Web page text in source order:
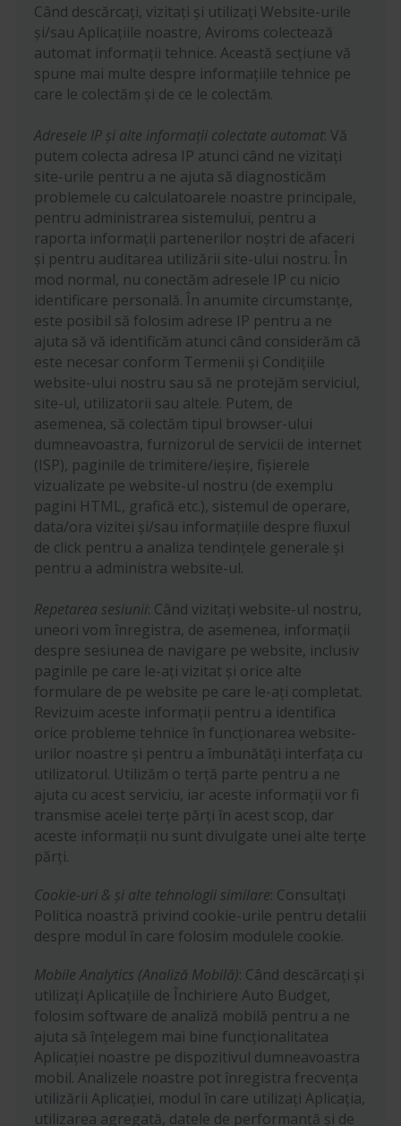
Când descărcați, vizitați și utilizați Website-urile
și/sau Aplicațiile noastre, Aviroms colectează
automat informații tehnice. Această secțiune vă
spune mai multe despre informațiile tehnice pe
care le colectăm și de ce le colectăm.
Adresele IP și alte informații colectate automat: Vă
putem colecta adresa IP atunci când ne vizitați
site-urile pentru a ne ajuta să diagnosticăm
problemele cu calculatoarele noastre principale,
pentru administrarea sistemului, pentru a
raporta informații partenerilor noștri de afaceri
și pentru auditarea utilizării site-ului nostru. În
mod normal, nu conectăm adresele IP cu nicio
identificare personală. În anumite circumstanțe,
este posibil să folosim adrese IP pentru a ne
ajuta să vă identificăm atunci când considerăm că
este necesar conform Termenii și Condițiile
website-ului nostru sau să ne protejăm serviciul,
site-ul, utilizatorii sau altele. Putem, de
asemenea, să colectăm tipul browser-ului
dumneavoastra, furnizorul de servicii de internet
(ISP), paginile de trimitere/ieșire, fișierele
vizualizate pe website-ul nostru (de exemplu
pagini HTML, grafică etc.), sistemul de operare,
data/ora vizitei și/sau informațiile despre fluxul
de click pentru a analiza tendințele generale și
pentru a administra website-ul.
Repetarea sesiunii: Când vizitați website-ul nostru,
uneori vom înregistra, de asemenea, informații
despre sesiunea de navigare pe website, inclusiv
paginile pe care le-ați vizitat și orice alte
formulare de pe website pe care le-ați completat.
Revizuim aceste informații pentru a identifica
orice probleme tehnice în funcționarea website-
urilor noastre și pentru a îmbunătăți interfața cu
utilizatorul. Utilizăm o terță parte pentru a ne
ajuta cu acest serviciu, iar aceste informații vor fi
transmise acelei terțe părți în acest scop, dar
aceste informații nu sunt divulgate unei alte terțe
părți.
Cookie-uri & și alte tehnologii similare: Consultați
Politica noastră privind cookie-urile pentru detalii
despre modul în care folosim modulele cookie.
Mobile Analytics (Analiză Mobilă): Când descărcați și
utilizați Aplicațiile de Închiriere Auto Budget,
folosim software de analiză mobilă pentru a ne
ajuta să înțelegem mai bine funcționalitatea
Aplicației noastre pe dispozitivul dumneavoastra
mobil. Analizele noastre pot înregistra frecvența
utilizării Aplicației, modul în care utilizați Aplicația,
utilizarea agregată, datele de performanță și de